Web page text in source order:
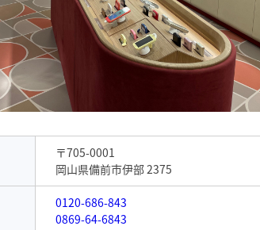
〒705-0001
岡山県備前市伊部 2375
0120-686-843
0869-64-6843